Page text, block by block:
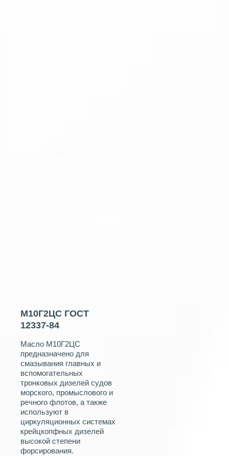
М10Г2ЦС ГОСТ
12337-84
Масло М10Г2ЦС
предназначено для
смазывания главных и
вспомогательных
тронковых дизелей судов
морского, промыслового и
речного флотов, а также
используют в
циркуляционных системах
крейцкопфных дизелей
высокой степени
форсирования.